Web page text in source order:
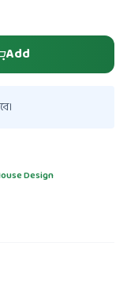
Add
Design